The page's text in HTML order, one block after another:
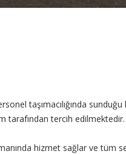
taşımacılığında sunduğu
tercih
hizmet sağlar ve tüm